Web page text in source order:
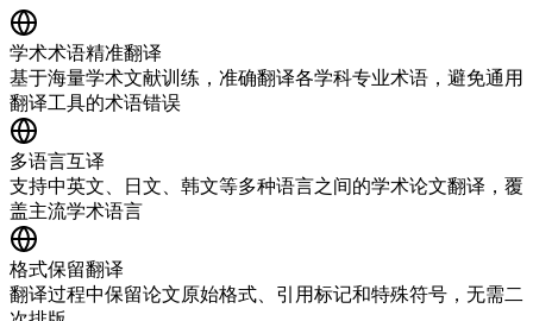
学术术语精准翻译
基于海量学术文献训练，准确翻译各学科专业术语，避免通用
翻译工具的术语错误
多语言互译
支持中英文、日文、韩文等多种语言之间的学术论文翻译，覆
盖主流学术语言
格式保留翻译
翻译过程中保留论文原始格式、引用标记和特殊符号，无需二